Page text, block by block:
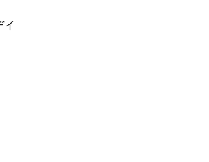
イ